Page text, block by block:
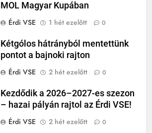
MOL Magyar Kupában
Érdi VSE
1 hét ezelőtt 0
Kétgólos hátrányból mentettünk
pontot a bajnoki rajton
Érdi VSE
2 hét ezelőtt 0
Kezdődik a 2026–2027-es szezon
– hazai pályán rajtol az Érdi VSE!
Érdi VSE
2 hét ezelőtt 0